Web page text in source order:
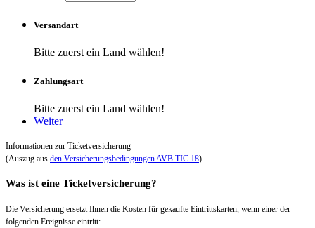
Versandart
Bitte zuerst ein Land wählen!
Zahlungsart
Bitte zuerst ein Land wählen!
Weiter
Informationen zur Ticketversicherung
(Auszug aus den Versicherungsbedingungen AVB TIC 18)
Was ist eine Ticketversicherung?
Die Versicherung ersetzt Ihnen die Kosten für gekaufte Eintrittskarten, wenn einer der
folgenden Ereignisse eintritt: